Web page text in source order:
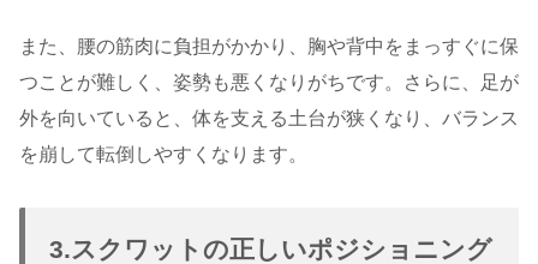
また、腰の筋肉に負担がかかり、胸や背中をまっすぐに保
つことが難しく、姿勢も悪くなりがちです。さらに、足が
外を向いていると、体を支える土台が狭くなり、バランス
を崩して転倒しやすくなります。
3.スクワットの正しいポジショニング